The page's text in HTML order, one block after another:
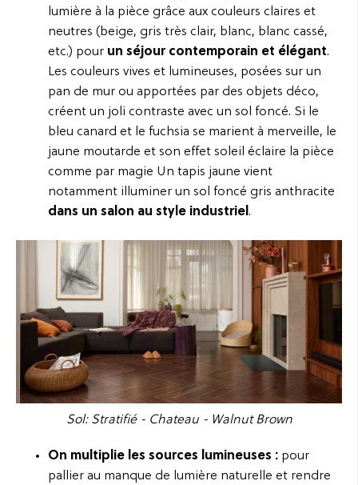
lumière à la pièce grâce aux couleurs claires et
neutres (beige, gris très clair, blanc, blanc cassé,
etc.) pour un séjour contemporain et élégant.
Les couleurs vives et lumineuses, posées sur un
pan de mur ou apportées par des objets déco,
créent un joli contraste avec un sol foncé. Si le
bleu canard et le fuchsia se marient à merveille, le
jaune moutarde et son effet soleil éclaire la pièce
comme par magie Un tapis jaune vient
notamment illuminer un sol foncé gris anthracite
dans un salon au style industriel.
Sol: Stratifié - Chateau - Walnut Brown
On multiplie les sources lumineuses : pour
pallier au manque de lumière naturelle et rendre